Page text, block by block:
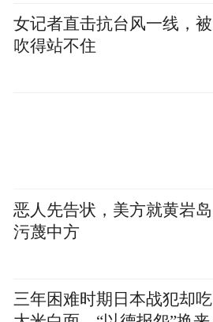
女记者直击抗台风一线，被
吹得站不住
恶人先告状，美方就黄岩岛
污蔑中方
三年困难时期日本战犯却吃